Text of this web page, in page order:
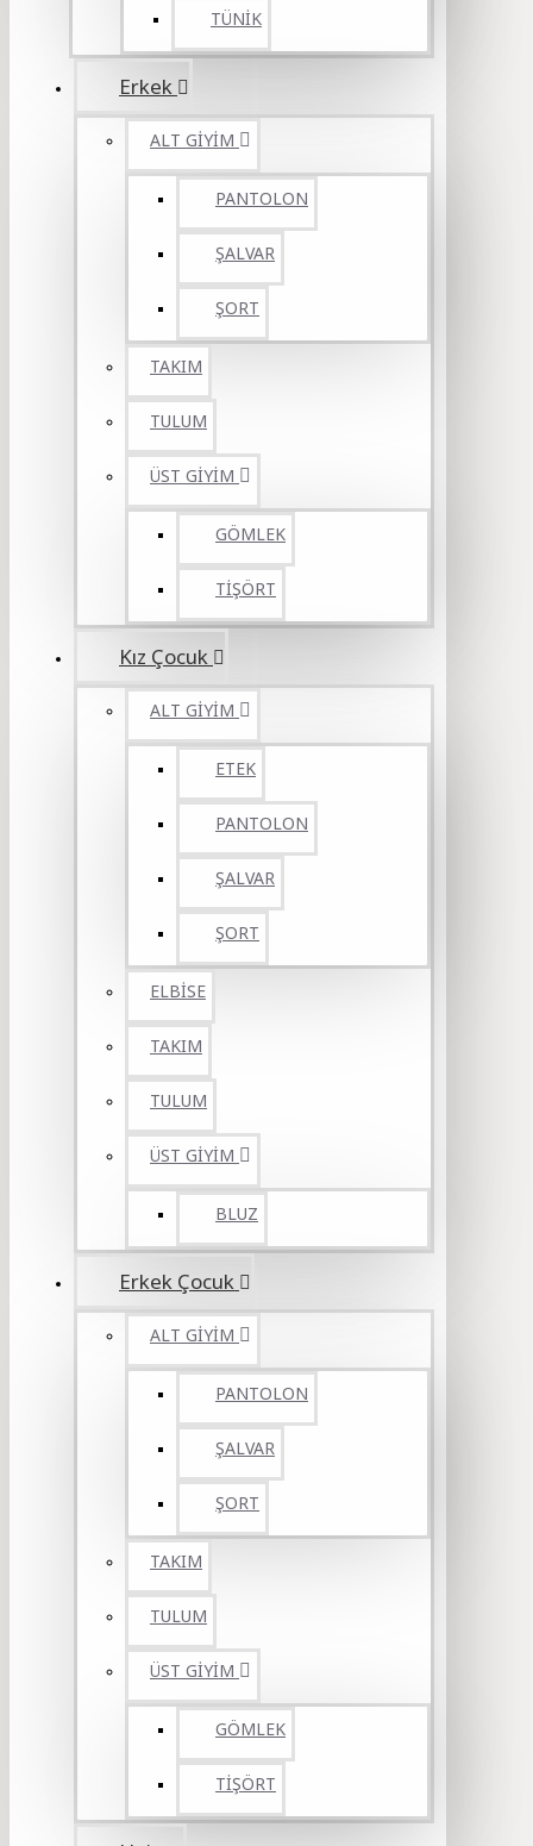
TÜNİK
Erkek
ALT GİYİM
PANTOLON
ŞALVAR
ŞORT
TAKIM
TULUM
ÜST GİYİM
GÖMLEK
TİŞÖRT
Kız Çocuk
ALT GİYİM
ETEK
PANTOLON
ŞALVAR
ŞORT
ELBİSE
TAKIM
TULUM
ÜST GİYİM
BLUZ
Erkek Çocuk
ALT GİYİM
PANTOLON
ŞALVAR
ŞORT
TAKIM
TULUM
ÜST GİYİM
GÖMLEK
TİŞÖRT